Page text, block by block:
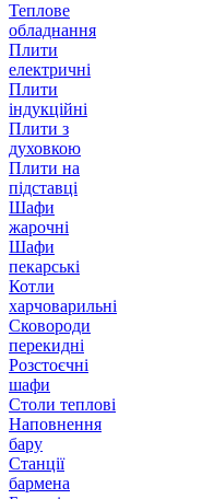
Теплове
обладнання
Плити
електричні
Плити
індукційні
Плити з
духовкою
Плити на
підставці
Шафи
жарочні
Шафи
пекарські
Котли
харчоварильні
Сковороди
перекидні
Розстоєчні
шафи
Столи теплові
Наповнення
бару
Станції
бармена